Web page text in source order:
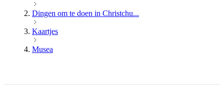
Dingen om te doen in Christchu...
Kaartjes
Musea